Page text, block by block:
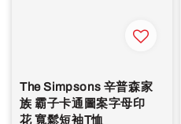
The Simpsons 辛普森家
族 霸子卡通圖案字母印
花 寬鬆短袖T恤